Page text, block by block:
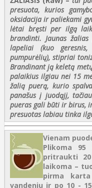
presuota, kurios
oksidacija ir paliekami
lėtai bręsti per ilgą
brandinti. Jaunas
lapeliai (kuo
pumpurėlių), stipriai
Brandinant ją keletą
palaikius ilgiau nei 15
žalią puerą, kurio
panašus į juodąjį,
pueras gali būti ir birus,
presuotas labiau tinka
Vienam
Plikoma 95
pritraukti
laikoma –
pirma
vandeniu ir po 10 -